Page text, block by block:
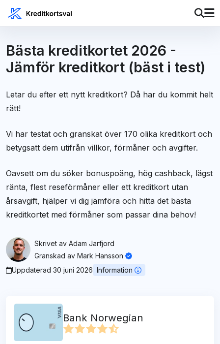
Bästa kreditkortet 2026 -
Jämför kreditkort (bäst i test)
Letar du efter ett nytt kreditkort? Då har du kommit helt
rätt!
Vi har testat och granskat över 170 olika kreditkort och
betygsatt dem utifrån villkor, förmåner och avgifter.
Oavsett om du söker bonuspoäng, hög cashback, lägst
ränta, flest reseförmåner eller ett kreditkort utan
årsavgift, hjälper vi dig jämföra och hitta det bästa
kreditkortet med förmåner som passar dina behov!
Skrivet av Adam Jarfjord
Granskad av Mark Hansson
Uppdaterad 30 juni 2026 Information
Bank Norwegian